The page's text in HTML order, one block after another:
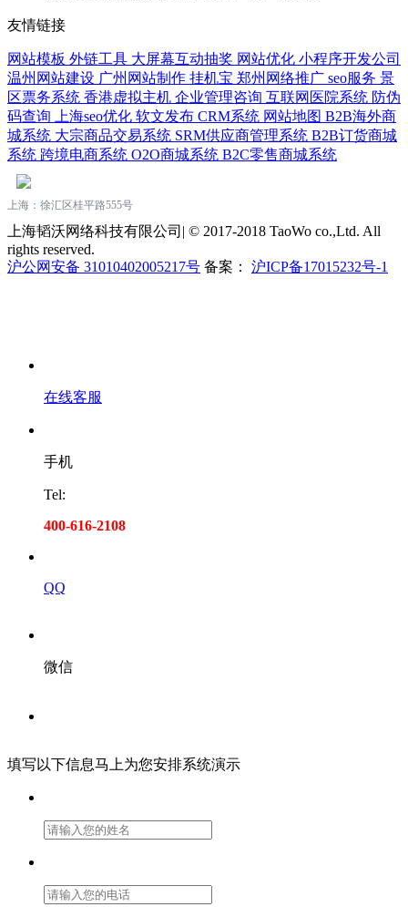
友情链接
网站模板 外链工具 大屏幕互动抽奖 网站优化 小程序开发公司
温州网站建设 广州网站制作 挂机宝 郑州网络推广 seo服务 景
区票务系统 香港虚拟主机 企业管理咨询 互联网医院系统 防伪
码查询
上海seo优化 软文发布 CRM系统 网站地图 B2B海外商
城系统 大宗商品交易系统 SRM供应商管理系统 B2B订货商城
系统 跨境电商系统 O2O商城系统 B2C零售商城系统
上海：徐汇区桂平路555号
上海韬沃网络科技有限公司| © 2017-2018 TaoWo co.,Ltd. All
rights reserved.
沪公网安备 31010402005217号 备案： 沪ICP备17015232号-1
在线客服
手机
Tel:
400-616-2108
QQ
微信
填写以下信息马上为您安排系统演示